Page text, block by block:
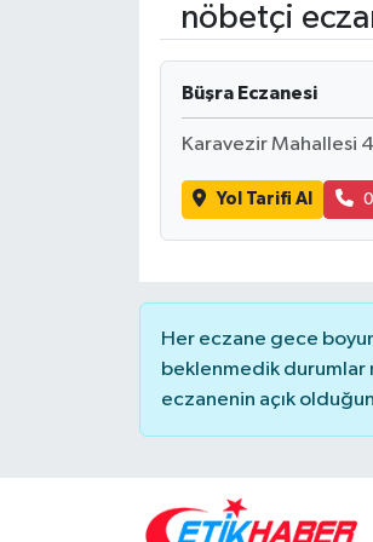
nöbetçi
Büşra Eczanesi
Karavezir Mahallesi
Yol Tarifi Al
Her eczane gece
beklenmedik durumlar
eczanenin açık
ÖZEL HABER
RÖPORTAJLAR